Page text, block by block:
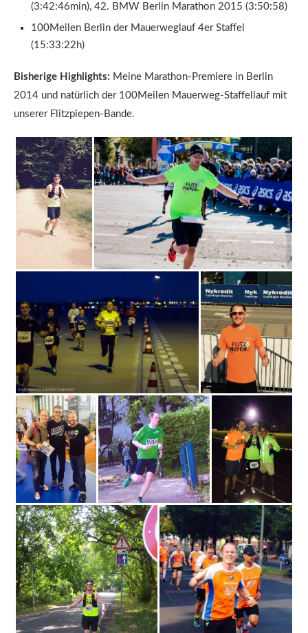
(3:42:46min), 42. BMW Berlin Marathon 2015 (3:50:58)
100Meilen Berlin der Mauerweglauf 4er Staffel
(15:33:22h)
Bisherige Highlights: Meine Marathon-Premiere in Berlin
2014 und natürlich der 100Meilen Mauerweg-Staffellauf mit
unserer Flitzpiepen-Bande.